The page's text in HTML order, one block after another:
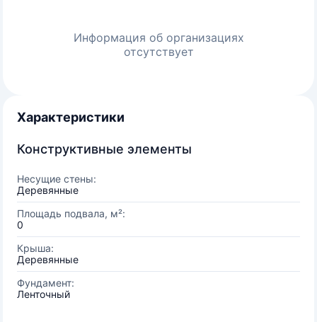
Информация об организациях
отсутствует
Характеристики
Конструктивные элементы
Несущие стены:
Деревянные
Площадь подвала, м²:
0
Крыша:
Деревянные
Фундамент:
Ленточный